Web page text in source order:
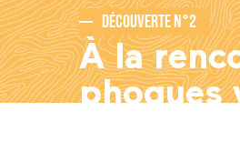
Découverte n°2
À la
phoques